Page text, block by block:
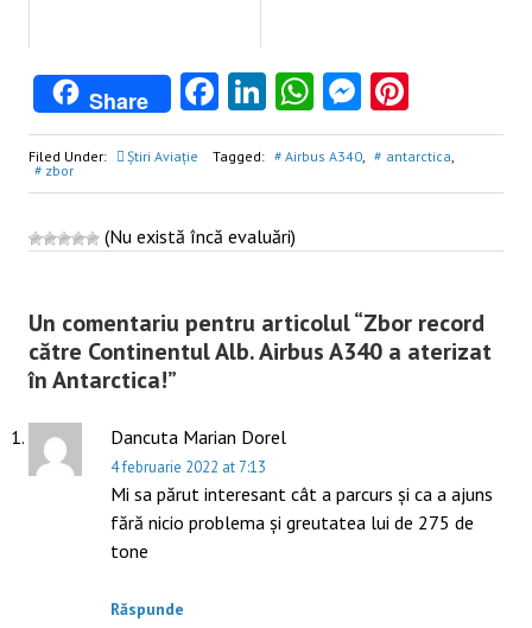
Share Facebook
LinkedIn
WhatsApp
Filed Under: Știri Aviație Tagged: Airbus A340, antarctica,
zbor
(Nu există încă evaluări)
Un comentariu pentru articolul “Zbor record
către Continentul Alb. Airbus A340 a aterizat
în Antarctica!”
Dancuta Marian Dorel
4 februarie 2022 at 7:13
Mi sa părut interesant cât a parcurs și ca a ajuns
fără nicio problema și greutatea lui de 275 de
tone
Răspunde